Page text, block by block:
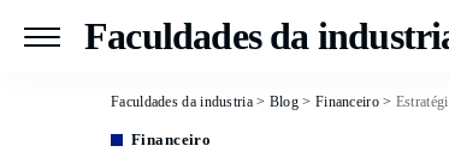
Faculdades da
Faculdades da industria> Blog > Financeiro>
Financeiro